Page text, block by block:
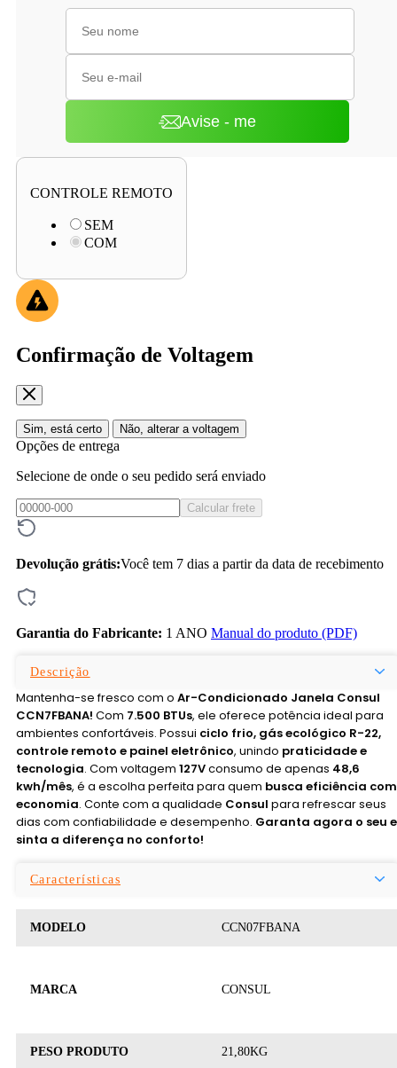
Avise - me
CONTROLE REMOTO
SEM
COM
Confirmação de Voltagem
Sim, está certo Não, alterar a voltagem
Opções de entrega
Selecione de onde o seu pedido será enviado
Calcular frete
Devolução grátis:Você tem 7 dias a partir da data de recebimento
Garantia do Fabricante: 1 ANO Manual do produto (PDF)
Descrição
Mantenha-se fresco com o Ar-Condicionado Janela Consul
CCN7FBANA! Com 7.500 BTUs, ele oferece potência ideal para
ambientes confortáveis. Possui ciclo frio, gás ecológico R-22,
controle remoto e painel eletrônico, unindo praticidade e
tecnologia. Com voltagem 127Vconsumo de apenas 48,6
kwh/mês, é a escolha perfeita para quem busca eficiência com
economia. Conte com a qualidade Consul para refrescar seus
dias com confiabilidade e desempenho. Garanta agora o seu e
sinta a diferença no conforto!
Características
MODELO CCN07FBANA
MARCA CONSUL
PESO PRODUTO 21,80KG